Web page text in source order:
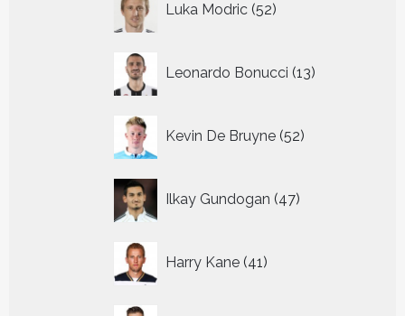
Luka Modric 52
producten
Leonardo Bonucci 13
producten
Kevin De Bruyne 52
producten
Ilkay Gundogan 47
producten
Harry Kane 41
producten